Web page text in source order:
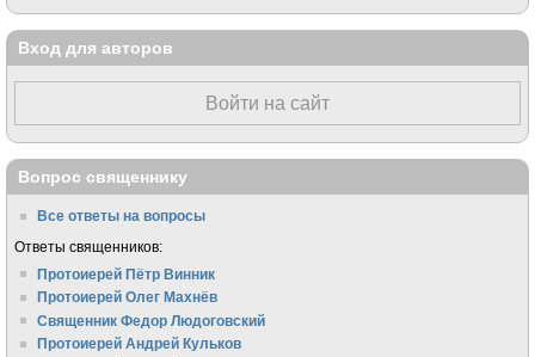
Вход для авторов
Войти на сайт
Вопрос священнику
Все ответы на вопросы
Ответы священников:
Протоиерей Пётр Винник
Протоиерей Олег Махнёв
Священник Федор Людоговский
Протоиерей Андрей Кульков